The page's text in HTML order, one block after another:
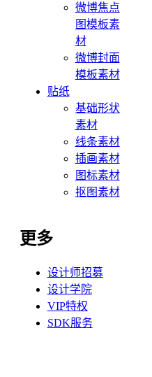
微博焦点
图模板素
材
微博封面
模板素材
贴纸
基础形状
素材
线条素材
插画素材
图标素材
抠图素材
更多
设计师招募
设计学院
VIP特权
SDK服务